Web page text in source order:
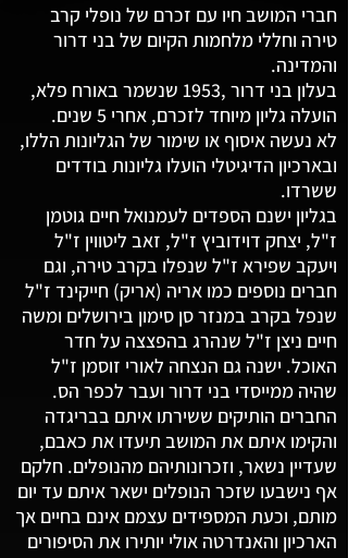
חברי המושב חיו עם זכרם של נופלי קרב
טירה וחללי מלחמות הקיום של בני דרור
והמדינה.
בעלון בני דרור ,1953 שנשמר באורח פלא,
הועלה גליון מיוחד לזכרם, אחרי 5 שנים.
לא נעשה איסוף או שימור של הגליונות הללו,
ובארכיון הדיגיטלי הועלו גליונות בודדים
ששרדו.
בגליון ישנם הספדים לעמנואל חיים גוטמן
ז"ל, יצחק דוידוביץ ז"ל, זאב ליטווין ז"ל
ויעקב שפירא ז"ל שנפלו בקרב טירה, וגם
חברים נוספים כמו אריה (אריק) חייקינד ז"ל
שנפל בקרב במנזר סן סימון בירושלים ומשה
חיים ניצן ז"ל שנהרג בהפצצה על חדר
האוכל. ישנה גם הנצחה לאורי זוסמן ז"ל
שהיה ממייסדי בני דרור ועבר לכפר הס.
החברים הותיקים ששירתו איתם בבריגדה
והקימו איתם את המושב תיעדו את כאבם,
שעדיין נשאר, וזכרונותיהם מהנופלים. חלקם
אף נישבעו שזכר הנופלים ישאר איתם עד יום
מותם, וכעת המספידים עצמם אינם בחיים אך
הארכיון והאנדרטה אולי יותירו את הסיפורים